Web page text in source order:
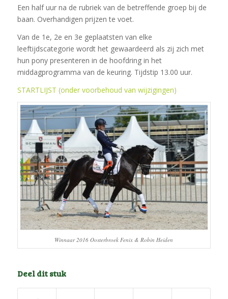
Een half uur na de rubriek van de betreffende groep bij de
baan. Overhandigen prijzen te voet.
Van de 1e, 2e en 3e geplaatsten van elke
leeftijdscategorie wordt het gewaardeerd als zij zich met
hun pony presenteren in de hoofdring in het
middagprogramma van de keuring. Tijdstip 13.00 uur.
STARTLIJST (onder voorbehoud van wijzigingen)
Winnaar 2016 Oosterbroek Fenix & Robin Heiden
Deel dit stuk